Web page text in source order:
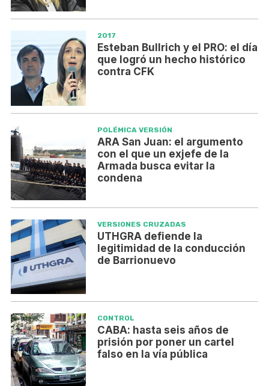
2017
Esteban Bullrich y el PRO: el día
que logró un hecho histórico
contra CFK
POLÉMICA VERSIÓN
ARA San Juan: el argumento
con el que un exjefe de la
Armada busca evitar la
condena
VERSIONES CRUZADAS
UTHGRA defiende la
legitimidad de la conducción
de Barrionuevo
CONTROL
CABA: hasta seis años de
prisión por poner un cartel
falso en la vía pública